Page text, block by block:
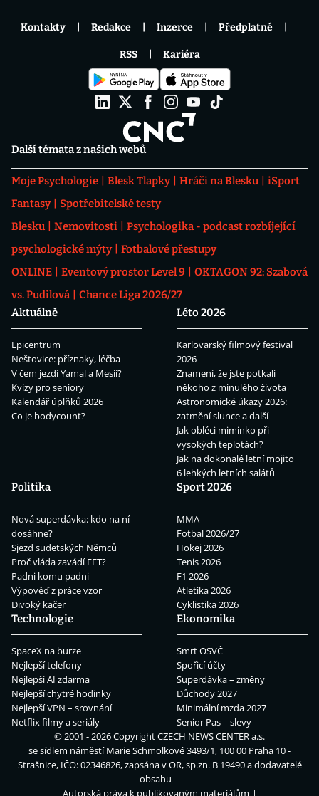
Další témata z našich webů
Moje Psychologie Blesk Tlapky Hráči na Blesku
iSport
Fantasy
Spotřebitelské testy
Blesku
Nemovitosti
Psychologika - podcast rozbíjející
psychologické mýty
Fotbalové přestupy
ONLINE
Eventový prostor Level 9
OKTAGON 92: Szabová
vs. Pudilová
Chance Liga 2026/27
Aktuálně
Epicentrum
Neštovice: příznaky, léčba
V čem jezdí Yamal a Mesii?
Kvízy pro seniory
Kalendář úplňků 2026
Co je bodycount?
Léto 2026
Karlovarský filmový festival
2026
Znamení, že jste potkali
někoho z minulého života
Astronomické úkazy 2026:
zatmění slunce a další
Jak obléci miminko při
vysokých teplotách?
Jak na dokonalé letní mojito
6 lehkých letních salátů
Politika
Nová superdávka: kdo na ní
dosáhne?
Sjezd sudetských Němců
Proč vláda zavádí EET?
Padni komu padni
Výpověď z práce vzor
Divoký kačer
Sport 2026
MMA
Fotbal 2026/27
Hokej 2026
Tenis 2026
F1 2026
Atletika 2026
Cyklistika 2026
Technologie
SpaceX na burze
Nejlepší telefony
Nejlepší AI zdarma
Nejlepší chytré hodinky
Nejlepší VPN – srovnání
Netflix filmy a seriály
Ekonomika
Smrt OSVČ
Spořicí účty
Superdávka – změny
Důchody 2027
Minimální mzda 2027
Senior Pas – slevy
Kontakty Redakce Inzerce Předplatné
RSS Kariéra
© 2001 - 2026 CopyrightCZECH NEWS CENTER a.s.
se sídlem náměstí Marie Schmolkové 3493/1, 100 00 Praha 10 -
Strašnice, IČO: 02346826, zapsána v OR, sp.zn. B 19490 a dodavatelé
obsahu
Autorská práva k publikovaným materiálům